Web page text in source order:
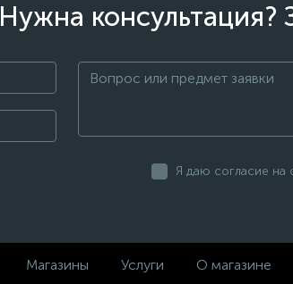
Нужна консультация?
Я даю согласие на
Магазины Услуги О магазине